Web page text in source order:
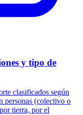
y tipo de
clasificados según
personas (colectivo o
tierra, por el